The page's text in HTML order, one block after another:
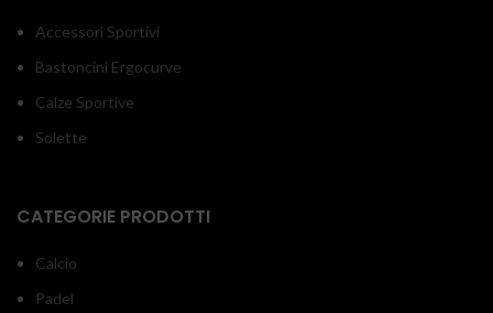
Accessori Sportivi
Bastoncini Ergocurve
Calze Sportive
Solette
CATEGORIE PRODOTTI
Calcio
Padel